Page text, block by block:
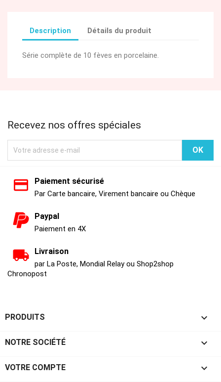
Description Détails du produit
Série complète de 10 fèves en porcelaine.
Recevez nos offres spéciales
Paiement sécurisé
Par Carte bancaire, Virement bancaire ou Chèque
Paypal
Paiement en 4X
Livraison
par La Poste, Mondial Relay ou Shop2shop
Chronopost
PRODUITS 
NOTRE SOCIÉTÉ 
VOTRE COMPTE 